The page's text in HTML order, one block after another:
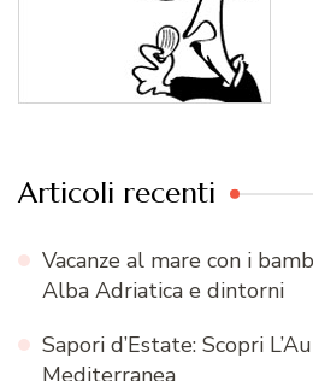
Articoli recenti
Vacanze al mare con i
Alba Adriatica e dintorni
Sapori d’Estate: Scopri
Mediterranea